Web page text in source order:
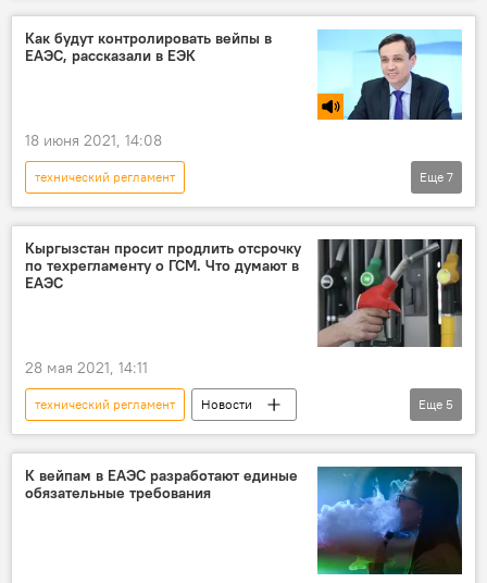
разрешение
комментарии
Как будут контролировать вейпы в
ЕАЭС, рассказали в ЕЭК
18 июня 2021, 14:08
технический регламент
Радио Sputnik Кыргызстан
экономика
вейп
ЕАЭС
Еще 7
Кыргызстан просит продлить отсрочку
по техрегламенту о ГСМ. Что думают в
ЕАЭС
28 мая 2021, 14:11
технический регламент
Новости
Кыргызстан
экономика
качество
топливо
Кыргызстан в ЕАЭС
Еще 5
К вейпам в ЕАЭС разработают единые
обязательные требования